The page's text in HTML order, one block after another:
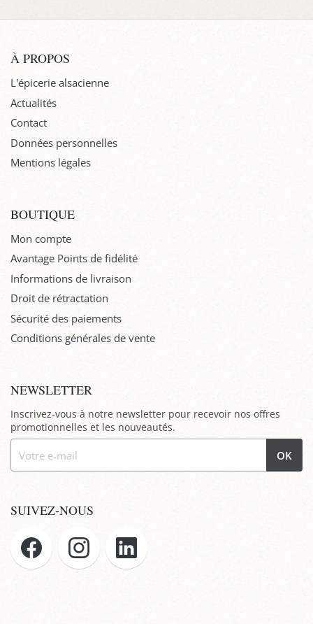
À PROPOS
L'épicerie alsacienne
Actualités
Contact
Données personnelles
Mentions légales
BOUTIQUE
Mon compte
Avantage Points de fidélité
Informations de livraison
Droit de rétractation
Sécurité des paiements
Conditions générales de vente
NEWSLETTER
Inscrivez-vous à notre newsletter pour recevoir nos offres
promotionnelles et les nouveautés.
OK
SUIVEZ-NOUS